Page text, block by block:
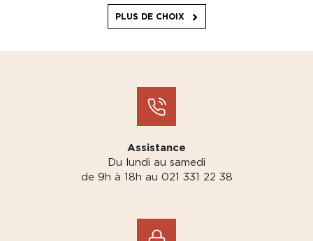
PLUS DE CHOIX
Assistance
Du lundi au samedi
de 9h à 18h au 021 331 22 38